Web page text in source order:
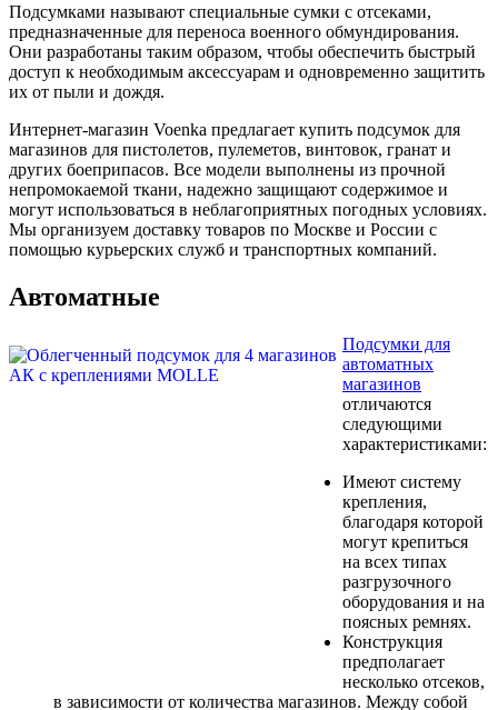
Подсумками называют специальные сумки с отсеками,
предназначенные для переноса военного обмундирования.
Они разработаны таким образом, чтобы обеспечить быстрый
доступ к необходимым аксессуарам и одновременно защитить
их от пыли и дождя.
Интернет-магазин Voenka предлагает купить подсумок для
магазинов для пистолетов, пулеметов, винтовок, гранат и
других боеприпасов. Все модели выполнены из прочной
непромокаемой ткани, надежно защищают содержимое и
могут использоваться в неблагоприятных погодных условиях.
Мы организуем доставку товаров по Москве и России с
помощью курьерских служб и транспортных компаний.
Автоматные
Подсумки для
автоматных
магазинов
отличаются
следующими
характеристиками:
Имеют систему
крепления,
благодаря которой
могут крепиться
на всех типах
разгрузочного
оборудования и на
поясных ремнях.
Конструкция
предполагает
несколько отсеков,
в зависимости от количества магазинов. Между собой